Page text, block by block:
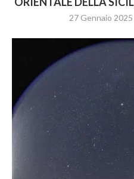
27 Gennaio 2025